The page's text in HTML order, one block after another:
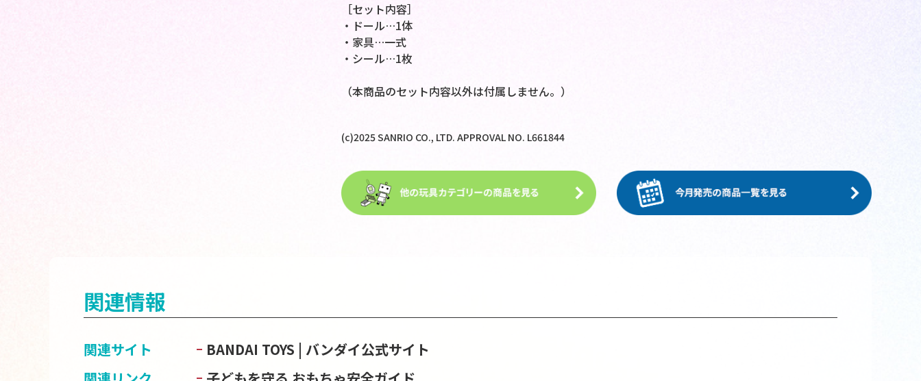
［セット内容］
・ドール…1体
・家具…一式
・シール…1枚
（本商品のセット内容以外は付属しません。）
(c)2025 SANRIO CO., LTD. APPROVAL NO. L661844
関連情報
関連サイト
BANDAI TOYS | バンダイ公式サイト